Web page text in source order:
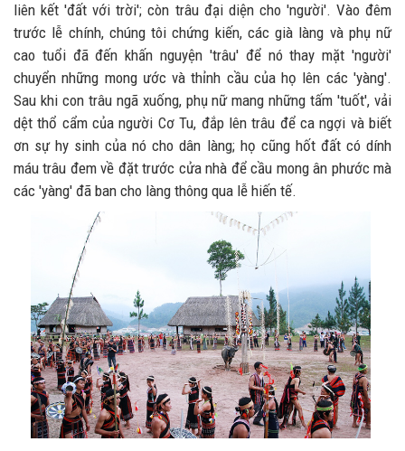
liên kết 'đất với trời'; còn trâu đại diện cho 'người'. Vào đêm
trước lễ chính, chúng tôi chứng kiến, các già làng và phụ nữ
cao tuổi đã đến khấn nguyện 'trâu' để nó thay mặt 'người'
chuyển những mong ước và thỉnh cầu của họ lên các 'yàng'.
Sau khi con trâu ngã xuống, phụ nữ mang những tấm 'tuốt', vải
dệt thổ cẩm của người Cơ Tu, đắp lên trâu để ca ngợi và biết
ơn sự hy sinh của nó cho dân làng; họ cũng hốt đất có dính
máu trâu đem về đặt trước cửa nhà để cầu mong ân phước mà
các 'yàng' đã ban cho làng thông qua lễ hiến tế.